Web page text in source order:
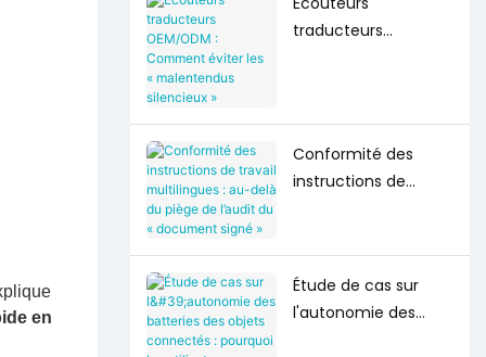
en
traducteurs
Conformité des
instructions de
l’audit du
« document signé »
Étude de cas sur
l'autonomie des